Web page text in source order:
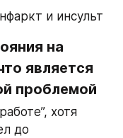
и инсульт
на
является
проблемой
хотя
до